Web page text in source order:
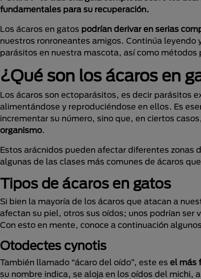
fundamentales para su recuperación.
Los ácaros en gatos podrían derivar en serias
nuestros ronroneantes amigos. Continúa leyendo
parásitos en nuestra mascota, así como métodos
¿Qué son los ácaros en
Los ácaros son ectoparásitos, es decir parásitos
alimentándose y reproduciéndose en ellos. Es
incrementar su número, sino que, en ciertos casos,
organismo.
Estos arácnidos pueden afectar diferentes zonas
algunas de las clases más comunes de ácaros
Tipos de ácaros en gatos
Si bien la mayoría de los ácaros que atacan a
afectan su piel, otros sus oídos; unos podrían ser
Con esto en mente, conoce a continuación
Otodectes cynotis
También llamado “ácaro del oído”, este es el más
su nombre indica, se aloja en los oídos del michi,